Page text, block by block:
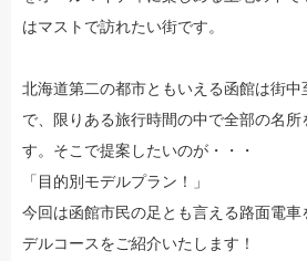
はマストで訪れたい街です。
北海道第二の都市ともいえる函館は街
で、限りある旅行時間の中で全部の名所
す。そこで提案したいのが・・・
「目的別モデルプラン！」
今回は函館市民の足とも言える路面電
デルコースをご紹介いたします！